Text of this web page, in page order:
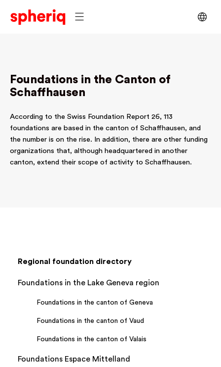
Foundations in the Canton of
Schaffhausen
According to the Swiss Foundation Report 26, 113
foundations are based in the canton of Schaffhausen, and
the number is on the rise. In addition, there are other funding
organizations that, although headquartered in another
canton, extend their scope of activity to Schaffhausen.
Regional foundation directory
Foundations in the Lake Geneva region
Foundations in the canton of Geneva
Foundations in the canton of Vaud
Foundations in the canton of Valais
Foundations Espace Mittelland